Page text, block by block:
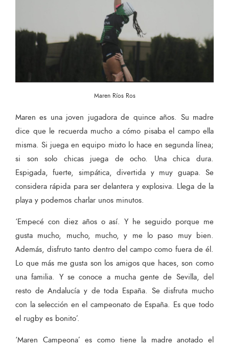
Maren Ríos Ros
Maren es una joven jugadora de quince años. Su madre
dice que le recuerda mucho a cómo pisaba el campo ella
misma. Si juega en equipo mixto lo hace en segunda línea;
si son solo chicas juega de ocho. Una chica dura.
Espigada, fuerte, simpática, divertida y muy guapa. Se
considera rápida para ser delantera y explosiva. Llega de la
playa y podemos charlar unos minutos.
‘Empecé con diez años o así. Y he seguido porque me
gusta mucho, mucho, mucho, y me lo paso muy bien.
Además, disfruto tanto dentro del campo como fuera de él.
Lo que más me gusta son los amigos que haces, son como
una familia. Y se conoce a mucha gente de Sevilla, del
resto de Andalucía y de toda España. Se disfruta mucho
con la selección en el campeonato de España. Es que todo
el rugby es bonito’.
‘Maren Campeona’ es como tiene la madre anotado el